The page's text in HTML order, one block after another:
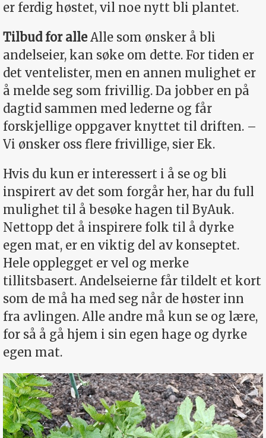
er ferdig høstet, vil noe nytt bli plantet.
Tilbud for alleAlle som ønsker å bli
andelseier, kan søke om dette. For tiden er
det ventelister, men en annen mulighet er
å melde seg som frivillig. Da jobber en på
dagtid sammen med lederne og får
forskjellige oppgaver knyttet til driften. –
Vi ønsker oss flere frivillige, sier Ek.
Hvis du kun er interessert i å se og bli
inspirert av det som forgår her, har du full
mulighet til å besøke hagen til ByAuk.
Nettopp det å inspirere folk til å dyrke
egen mat, er en viktig del av konseptet.
Hele opplegget er vel og merke
tillitsbasert. Andelseierne får tildelt et kort
som de må ha med seg når de høster inn
fra avlingen. Alle andre må kun se og lære,
for så å gå hjem i sin egen hage og dyrke
egen mat.